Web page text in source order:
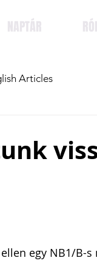
NAPTÁR
Articles
egy NB1/B-s